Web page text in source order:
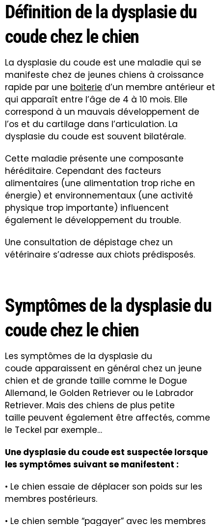
Définition de la dysplasie du
coude chez le chien
La dysplasie du coude est une maladie qui se
manifeste chez de jeunes chiens à croissance
rapide par une boiterie d’un membre antérieur et
qui apparaît entre l’âge de 4 à 10 mois. Elle
correspond à un mauvais développement de
l’os et du cartilage dans l’articulation. La
dysplasie du coude est souvent bilatérale.
Cette maladie présente une composante
héréditaire. Cependant des facteurs
alimentaires (une alimentation trop riche en
énergie) et environnementaux (une activité
physique trop importante) influencent
également le développement du trouble.
Une consultation de dépistage chez un
vétérinaire s’adresse aux chiots prédisposés.
Symptômes de la dysplasie du
coude chez le chien
Les symptômes de la dysplasie du
coude apparaissent en général chez un jeune
chien et de grande taille comme le Dogue
Allemand, le Golden Retriever ou le Labrador
Retriever. Mais des chiens de plus petite
taille peuvent également être affectés, comme
le Teckel par exemple…
Une dysplasie du coude est suspectée lorsque
les symptômes suivant se manifestent :
• Le chien essaie de déplacer son poids sur les
membres postérieurs.
• Le chien semble “pagayer” avec les membres